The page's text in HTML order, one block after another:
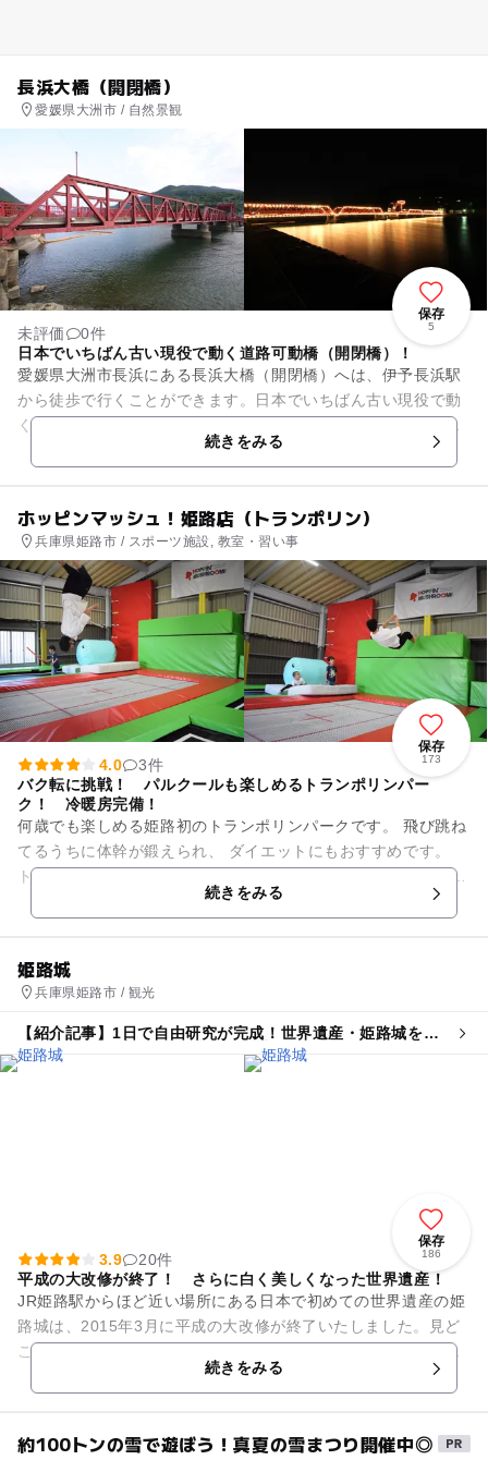
長浜大橋（開閉橋）
愛媛県大洲市 / 自然景観
保存
5
未評価
0件
日本でいちばん古い現役で動く道路可動橋（開閉橋）！
愛媛県大洲市長浜にある長浜大橋（開閉橋）へは、伊予長浜駅
から徒歩で行くことができます。日本でいちばん古い現役で動
く道路可動橋（開閉橋）で延長２２６ｍ幅５．５ｍ開閉部は延
長１８ｍ，重量８，２５０ｋ...続きをみる
ホッピンマッシュ！姫路店（トランポリン）
兵庫県姫路市 / スポーツ施設, 教室・習い事
保存
173
4.0
3件
バク転に挑戦！ パルクールも楽しめるトランポリンパー
ク！ 冷暖房完備！
何歳でも楽しめる姫路初のトランポリンパークです。 飛び跳ね
てるうちに体幹が鍛えられ、 ダイエットにもおすすめです。
トランポリン教室もやってますので、 楽しい習い事にどうぞ！
続きをみる
姫路城
兵庫県姫路市 / 観光
【紹介記事】1日で自由研究が完成！世界遺産・姫路城を巡
る「攻略マップ作り」が小5・6年生に人気
保存
186
3.9
20件
平成の大改修が終了！ さらに白く美しくなった世界遺産！
JR姫路駅からほど近い場所にある日本で初めての世界遺産の姫
路城は、2015年3月に平成の大改修が終了いたしました。見ど
ころはなんといっても真っ白で美しい大天守閣。大天守閣の中
続きをみる
約100トンの雪で遊ぼう！真夏の雪まつり開催中◎